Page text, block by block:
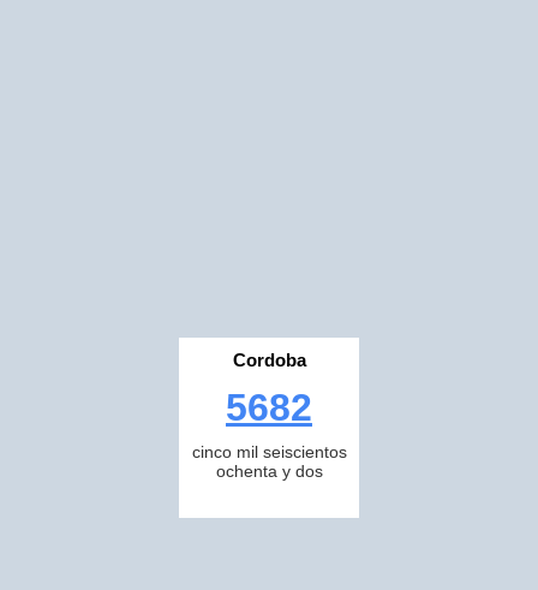
Cordoba
5682
cinco mil seiscientos
ochenta y dos